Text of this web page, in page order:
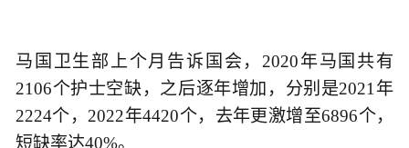
马国卫生部上个月告诉国会，2020年马国共有
2106个护士空缺，之后逐年增加，分别是2021年
2224个，2022年4420个，去年更激增至6896个，
短缺率达40%。